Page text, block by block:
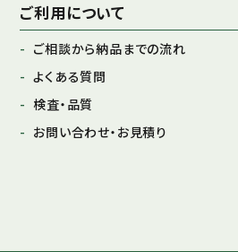
ご利用について
ご相談から納品までの流れ
よくある質問
検査・品質
お問い合わせ・お見積り